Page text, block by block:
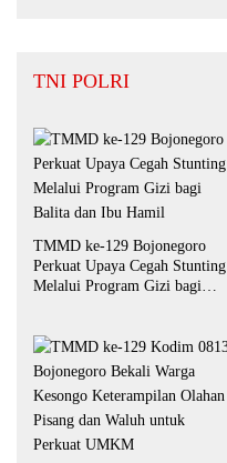
TNI POLRI
TMMD ke-129 Bojonegoro
Perkuat Upaya Cegah Stunting
Melalui Program Gizi bagi